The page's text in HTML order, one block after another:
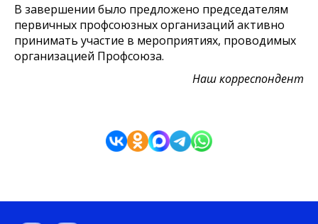
В завершении было предложено председателям
первичных профсоюзных организаций активно
принимать участие в мероприятиях, проводимых
организацией Профсоюза.
Наш корреспондент